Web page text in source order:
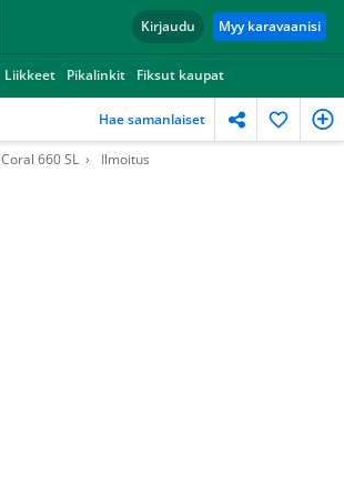
Kirjaudu Myy karavaanisi
Liikkeet Pikalinkit Fiksut kaupat
Hae samanlaiset
Coral 660 SL Ilmoitus